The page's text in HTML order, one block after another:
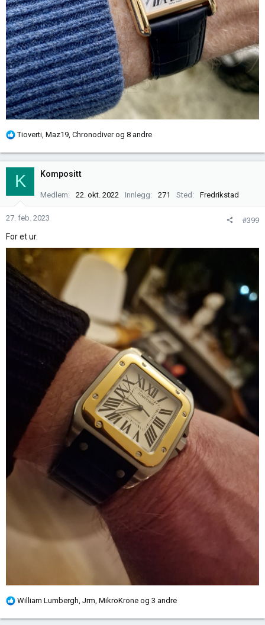
R
k
s
n
Tioverti Maz19 Chronodiverog 8 andre
K Kompositt
Medlem 22. okt. 2022 Innlegg 271 Sted Fredrikstad
27. feb. 2023 #399
For et ur.
R
William Lumbergh Jrm MikroKrone og 3 andre